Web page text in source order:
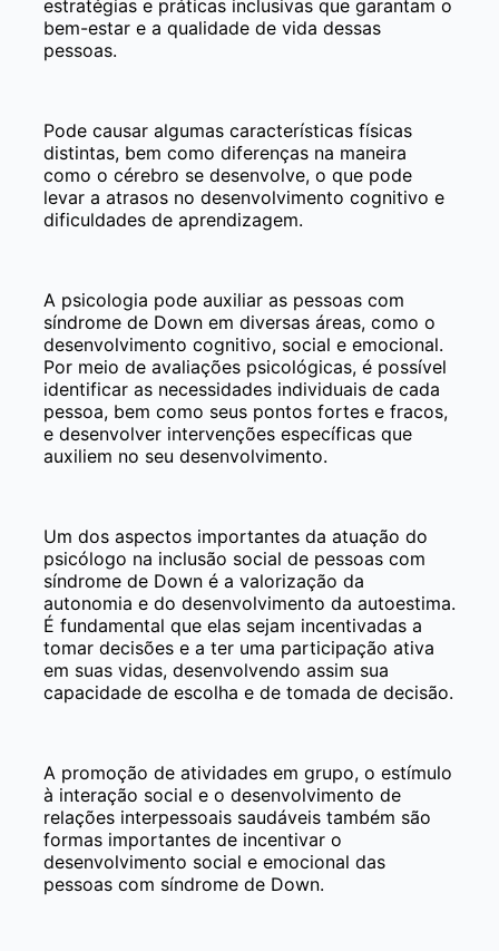
estratégias e práticas inclusivas que garantam o
bem-estar e a qualidade de vida dessas
pessoas.
Pode causar algumas características físicas
distintas, bem como diferenças na maneira
como o cérebro se desenvolve, o que pode
levar a atrasos no desenvolvimento cognitivo e
dificuldades de aprendizagem.
A psicologia pode auxiliar as pessoas com
síndrome de Down em diversas áreas, como o
desenvolvimento cognitivo, social e emocional.
Por meio de avaliações psicológicas, é possível
identificar as necessidades individuais de cada
pessoa, bem como seus pontos fortes e fracos,
e desenvolver intervenções específicas que
auxiliem no seu desenvolvimento.
Um dos aspectos importantes da atuação do
psicólogo na inclusão social de pessoas com
síndrome de Down é a valorização da
autonomia e do desenvolvimento da autoestima.
É fundamental que elas sejam incentivadas a
tomar decisões e a ter uma participação ativa
em suas vidas, desenvolvendo assim sua
capacidade de escolha e de tomada de decisão.
A promoção de atividades em grupo, o estímulo
à interação social e o desenvolvimento de
relações interpessoais saudáveis também são
formas importantes de incentivar o
desenvolvimento social e emocional das
pessoas com síndrome de Down.